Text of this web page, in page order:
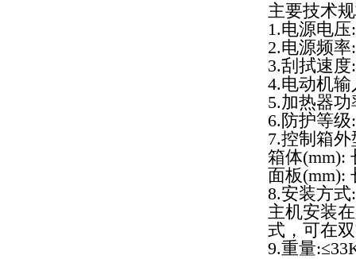
主要技术
1.电源电
2.电源频率
3.刮拭速度
4.电动机输
5.加热器功
6.防护等级
7.控制箱
箱体(mm):
面板(mm):
8.安装方式:
主机安装
式，可在
9.重量